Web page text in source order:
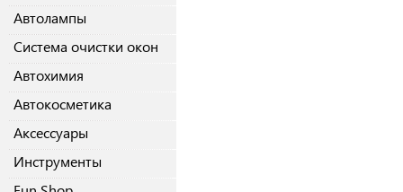
Автолампы
Система очистки окон
Автохимия
Автокосметика
Аксессуары
Инструменты